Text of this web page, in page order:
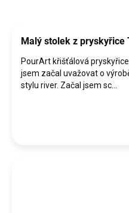
Malý stolek z pryskyřice
PourArt křišťálová
jsem začal uvažovat o
stylu river. Začal jsem sc...